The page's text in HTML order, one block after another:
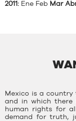
2011: Ene Feb Mar
Mexico is a
and in which
human rights for
demand for truth,